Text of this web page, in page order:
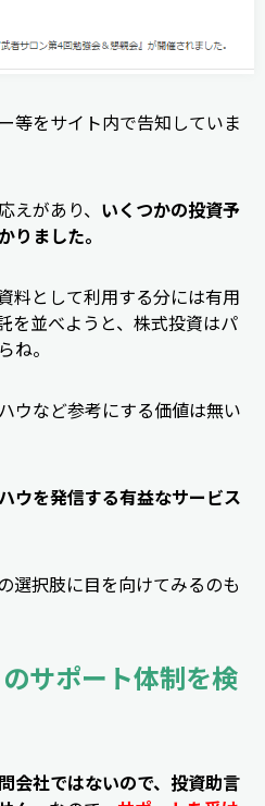
等をサイト内で告知していま
えがあり、 いくつかの投資予
りました。
料として利用する分には有用
を並べようと、株式投資はパ
ね。
ウなど参考にする価値は無い
ウを発信する有益なサービス
選択肢に目を向けてみるのも
サポート体制を検
会社ではないので、投資助言